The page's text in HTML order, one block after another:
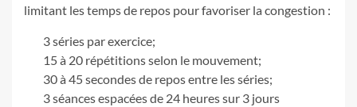
limitant les temps de repos pour favoriser la congestion :
3 séries par exercice;
15 à 20 répétitions selon le mouvement;
30 à 45 secondes de repos entre les séries;
3 séances espacées de 24 heures sur 3 jours